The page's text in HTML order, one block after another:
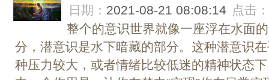
日期： 2021-08-21 08:08:14 点击：
整个的意识世界就像一座浮在水面
分，潜意识是水下暗藏的部分。这种潜意识
种压力较大，或者情绪比较低迷的精神状态